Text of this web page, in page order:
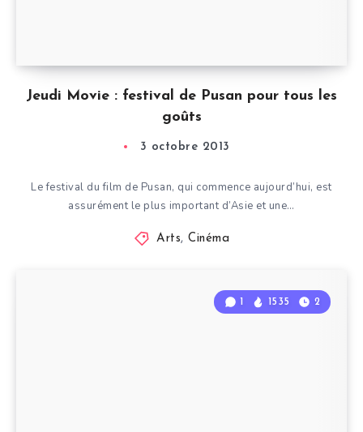
Jeudi Movie : festival de Pusan pour tous les
goûts
3 octobre 2013
Le festival du film de Pusan, qui commence aujourd’hui, est
assurément le plus important d’Asie et une…
Arts,Cinéma
1 1535 2